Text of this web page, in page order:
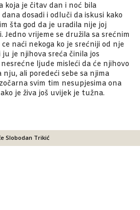
koja je čitav dan i noć bila
dosadi i odluči da iskusi kako
šta god da je uradila nije joj
Jedno vrijeme se družila sa srećnim
naći nekoga ko je srećniji od nje
je njihova sreća činila jos
ljude misleći da će njihovo
ali poredeći sebe sa njima
svim tim nesupjesima ona
je živa još uvijek je tužna.
Slobodan Trikić